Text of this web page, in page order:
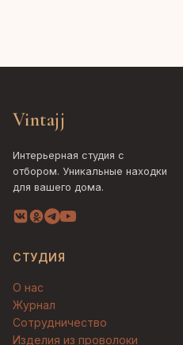
Vintajj
Интерьерная студия с
отбором. Уникальные находки
для вашего дома.
СТУДИЯ
О нас
Журнал
Сотрудничество
Изделия из проволоки